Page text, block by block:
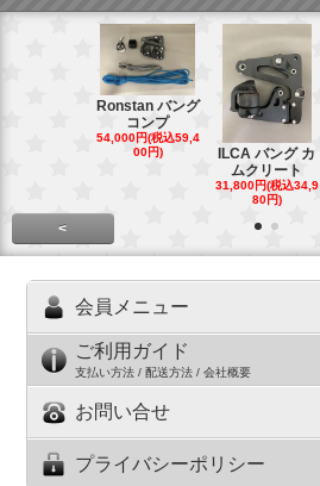
Ronstan バング
コンプ
54,000円(税込59,4
00円)
ILCA バング カ
ムクリート
31,800円(税込34,9
80円)
<
会員メニュー
ご利用ガイド
支払い方法 / 配送方法 / 会社概要
お問い合せ
プライバシーポリシー